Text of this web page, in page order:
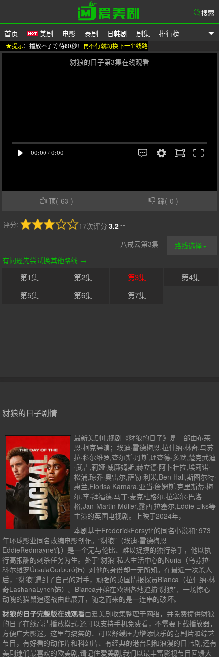
爱美剧
首页 美剧 电影 泰剧 日韩剧 剧集 排行榜
搜索
★提示：播放不了等待60秒！ 再不行就切换下一个线路
豺狼的日子第3集在线观看
顶( 63 ) 踩( 0 )
评分: 3.2
17次评分 --
路线选择
八戒云第3集
有问题先尝试换其他路线 →
第1集 第2集 第3集
第4集
第5集
第6集 第7集
豺狼的日子剧情
最新美剧电视剧《豺狼的日子》是一部由布莱
恩·柯克导演；埃迪·雷德梅恩,拉什纳·林奇,乌苏
拉·科尔维罗,查尔斯·丹斯,理查德·多默,楚克武迪
·武吉,莉娅·威廉姆斯,赫立德·阿卜杜拉,埃莉诺·
松浦,琼乔·奥雷尔,萨勒·利米,Ben Hall,斯图尔特·
惠兰,Florisa Kamara,亚当·詹姆斯,克里斯蒂·梅
尔,李·拜福德,马丁·麦克杜格尔,拉塞尔·巴洛
格,Jan-Martin Müller,露西·拉塞尔,Eddie Elks等
主演的英国电视剧。上映于2024年，
本剧基于FrederickForsyth的同名小说和1973
年环球影业同名改编电影创作。“豺狼”（埃迪·雷德梅恩
EddieRedmayne饰）是一个无与伦比、难以捉摸的独行杀手，他以执
行高报酬的刺杀任务为生。处于“豺狼”私人生活中心的Nuria（乌苏拉·
科尔维罗ÚrsulaCorberó饰）对他的身份却一无所知。在最近一次杀人
后，“豺狼”遇到了自己的对手，顽强的英国情报探员Bianca（拉什纳·林
奇LashanaLynch饰）。Bianca开始在欧洲各地追捕“豺狼”，一场惊心
动魄的猫鼠追逐战由此展开，随之而来的是一连串的破坏。
豺狼的日子完整版在线观看由爱美剧收集整理于网络，并免费提供豺狼
的日子在线高清播放模式,还可以支持手机免费看，不需要下载播放器，
方便广大影迷。这里有搞笑的、可以舒缓压力增添快乐的喜剧片和综艺
节目，有好看的动作片和科幻片、有经典的港台剧和浪漫的日韩剧,还有
美剧迷们最喜欢的欧美剧,请记住爱美剧,我们以最丰富影视节目回馈大